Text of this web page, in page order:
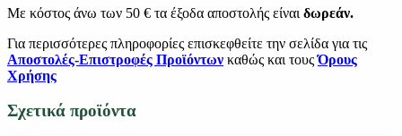
Με κόστος άνω των 50 € τα έξοδα αποστολής είναι δωρεάν.
Για περισσότερες πληροφορίες επισκεφθείτε την σελίδα για τις
Αποστολές-Επιστροφές Προϊόντων καθώς και τουςΌρους
Χρήσης
Σχετικά προϊόντα